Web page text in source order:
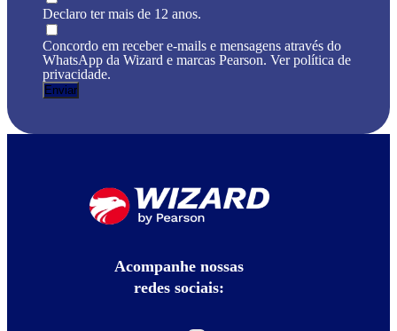
Declaro ter mais de 12 anos.
Concordo em receber e-mails e mensagens através do
WhatsApp da Wizard e marcas Pearson. Ver política de
privacidade.
Acompanhe nossas
redes sociais: